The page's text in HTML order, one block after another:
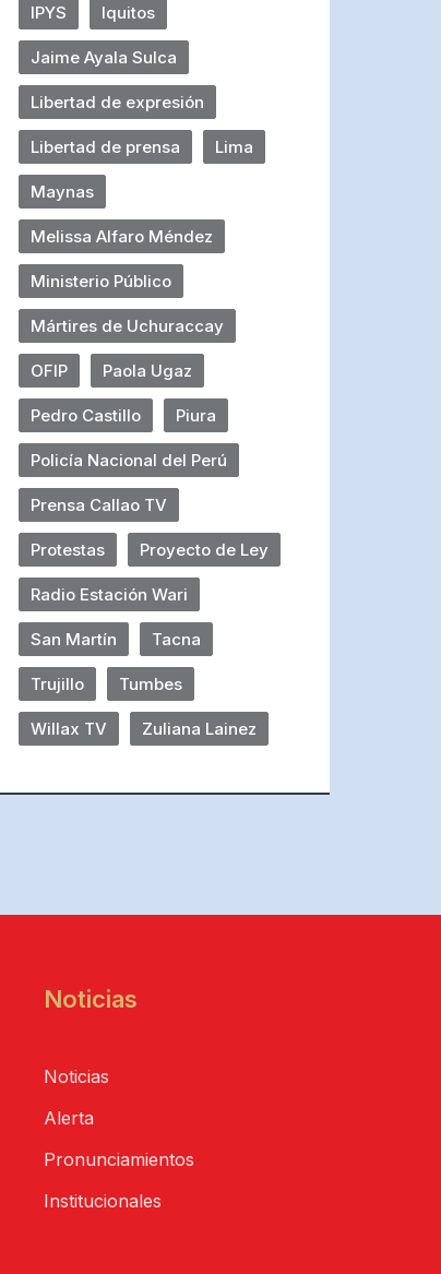
IPYS Iquitos
Jaime Ayala Sulca
Libertad de expresión
Libertad de prensa Lima
Maynas
Melissa Alfaro Méndez
Ministerio Público
Mártires de Uchuraccay
OFIP Paola Ugaz
Pedro Castillo Piura
Policía Nacional del Perú
Prensa Callao TV
Protestas Proyecto de Ley
Radio Estación Wari
San Martín Tacna
Trujillo Tumbes
Willax TV Zuliana Lainez
Noticias
Noticias
Alerta
Pronunciamientos
Institucionales